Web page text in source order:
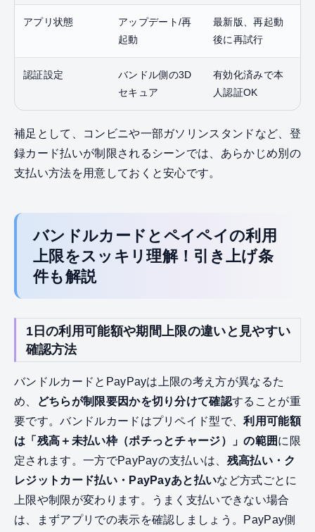
アプリ状態
アップデート/再
起動
最新版、再起動
後に再試行
認証設定
バンドル側の3D
セキュア
有効化済みで本
人認証OK
補足として、コンビニや一部ガソリンスタンドなど、登
録カード払いが制限されるシーンでは、あらかじめ別の
支払い方法を用意しておくと安心です。
バンドルカードとペイペイの利用
上限をスッキリ理解！引き上げ条
件も解説
1日の利用可能額や期間上限の違いと見やすい
確認方法
バンドルカードとPayPayは上限の考え方が異なるた
め、
どちらが制限要因かを切り分けて確認することが重
要です。バンドルカードはプリペイド型で、利用可能額
は「残高＋未払い枠（ポチっとチャージ）」の範囲に限
定されます。一方でPayPayの支払いは、 残高払い・ク
レジットカード払い・PayPayあと払いなど方式ごとに
上限や制限が変わります。うまく支払いできない場合
は、まずアプリでの表示を確認しましょう。PayPay側